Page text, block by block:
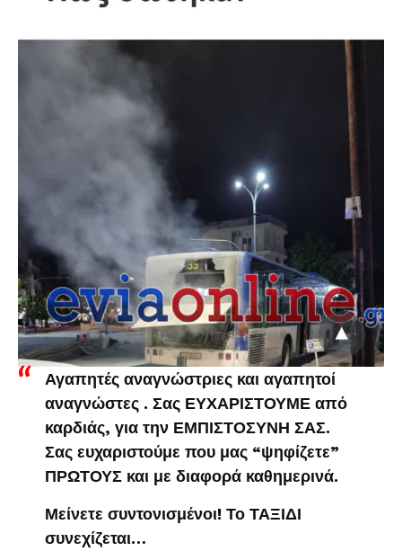
Αγαπητές αναγνώστριες και αγαπητοί
αναγνώστες . Σας ΕΥΧΑΡΙΣΤΟΥΜΕ από
καρδιάς, για την ΕΜΠΙΣΤΟΣΥΝΗ ΣΑΣ.
Σας ευχαριστούμε που μας “ψηφίζετε”
ΠΡΩΤΟΥΣ και με διαφορά καθημερινά.
Μείνετε συντονισμένοι! Το ΤΑΞΙΔΙ
συνεχίζεται…